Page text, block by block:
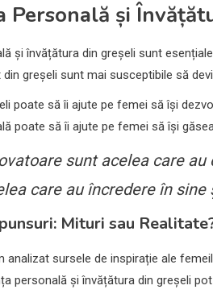
Personală și
și învățătura din greșeli sunt
greșeli sunt mai susceptibile să
poate să îi ajute pe femei să își
poate să îi ajute pe femei să își
sunt acelea care
care au încredere în sine
Mituri sau
analizat sursele de inspirație ale
personală și învățătura din greșeli